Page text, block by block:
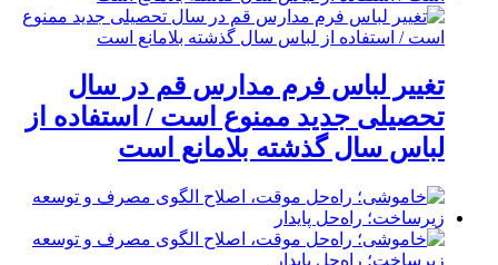
تغییر لباس فرم مدارس قم در سال
تحصیلی جدید ممنوع است / استفاده از
لباس سال گذشته بلامانع است